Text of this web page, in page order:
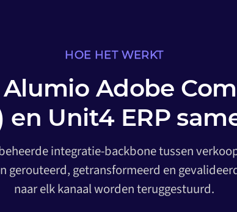
HOE HET WERKT
Adobe
en Unit4 ERP
integratie-backbone tussen
gerouteerd, getransformeerd en
naar elk kanaal worden teruggestuurd.